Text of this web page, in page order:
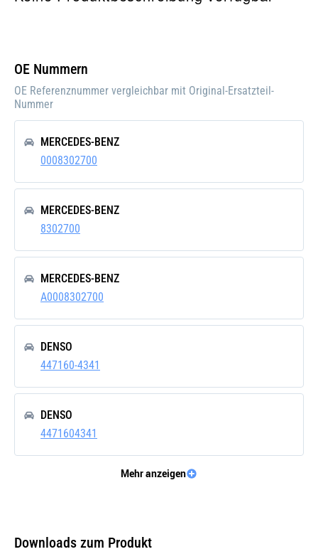
OE Nummern
OE Referenznummer vergleichbar mit Original-Ersatzteil-
Nummer
MERCEDES-BENZ
0008302700
MERCEDES-BENZ
8302700
MERCEDES-BENZ
A0008302700
DENSO
447160-4341
DENSO
4471604341
DENSO
Mehr anzeigen
Downloads zum Produkt